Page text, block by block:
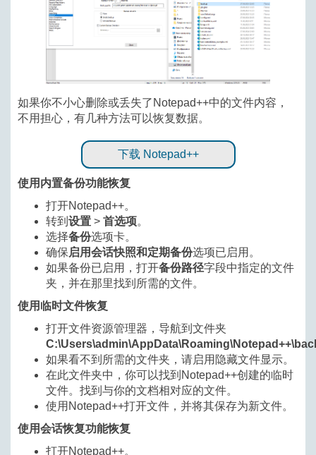
如果你不小心删除或丢失了Notepad++中的文件内容，
不用担心，有几种方法可以恢复数据。
下载 Notepad++
使用内置备份功能恢复
打开Notepad++。
转到 设置 > 首选项。
选择备份选项卡。
确保启用会话快照和定期备份选项已启用。
如果备份已启用，打开备份路径字段中指定的文件
夹，并在那里找到所需的文件。
使用临时文件恢复
打开文件资源管理器，导航到文件夹
如果看不到所需的文件夹，请启用隐藏文件显示。
在此文件夹中，你可以找到Notepad++创建的临时
文件。找到与你的文档相对应的文件。
使用Notepad++打开文件，并将其保存为新文件。
使用会话恢复功能恢复
打开Notepad++。